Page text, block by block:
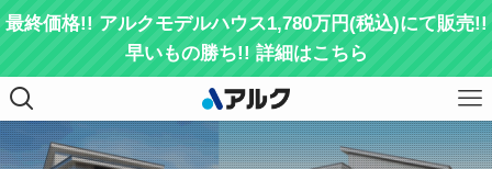
最終価格!! アルクモデルハウス1,780万円(税込)にて販売!!
早いもの勝ち!! 詳細はこちら